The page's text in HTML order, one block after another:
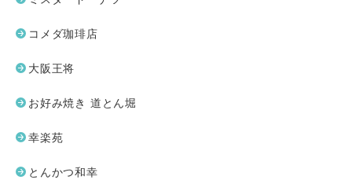
コメダ珈琲店
大阪王将
お好み焼き 道とん堀
幸楽苑
とんかつ和幸